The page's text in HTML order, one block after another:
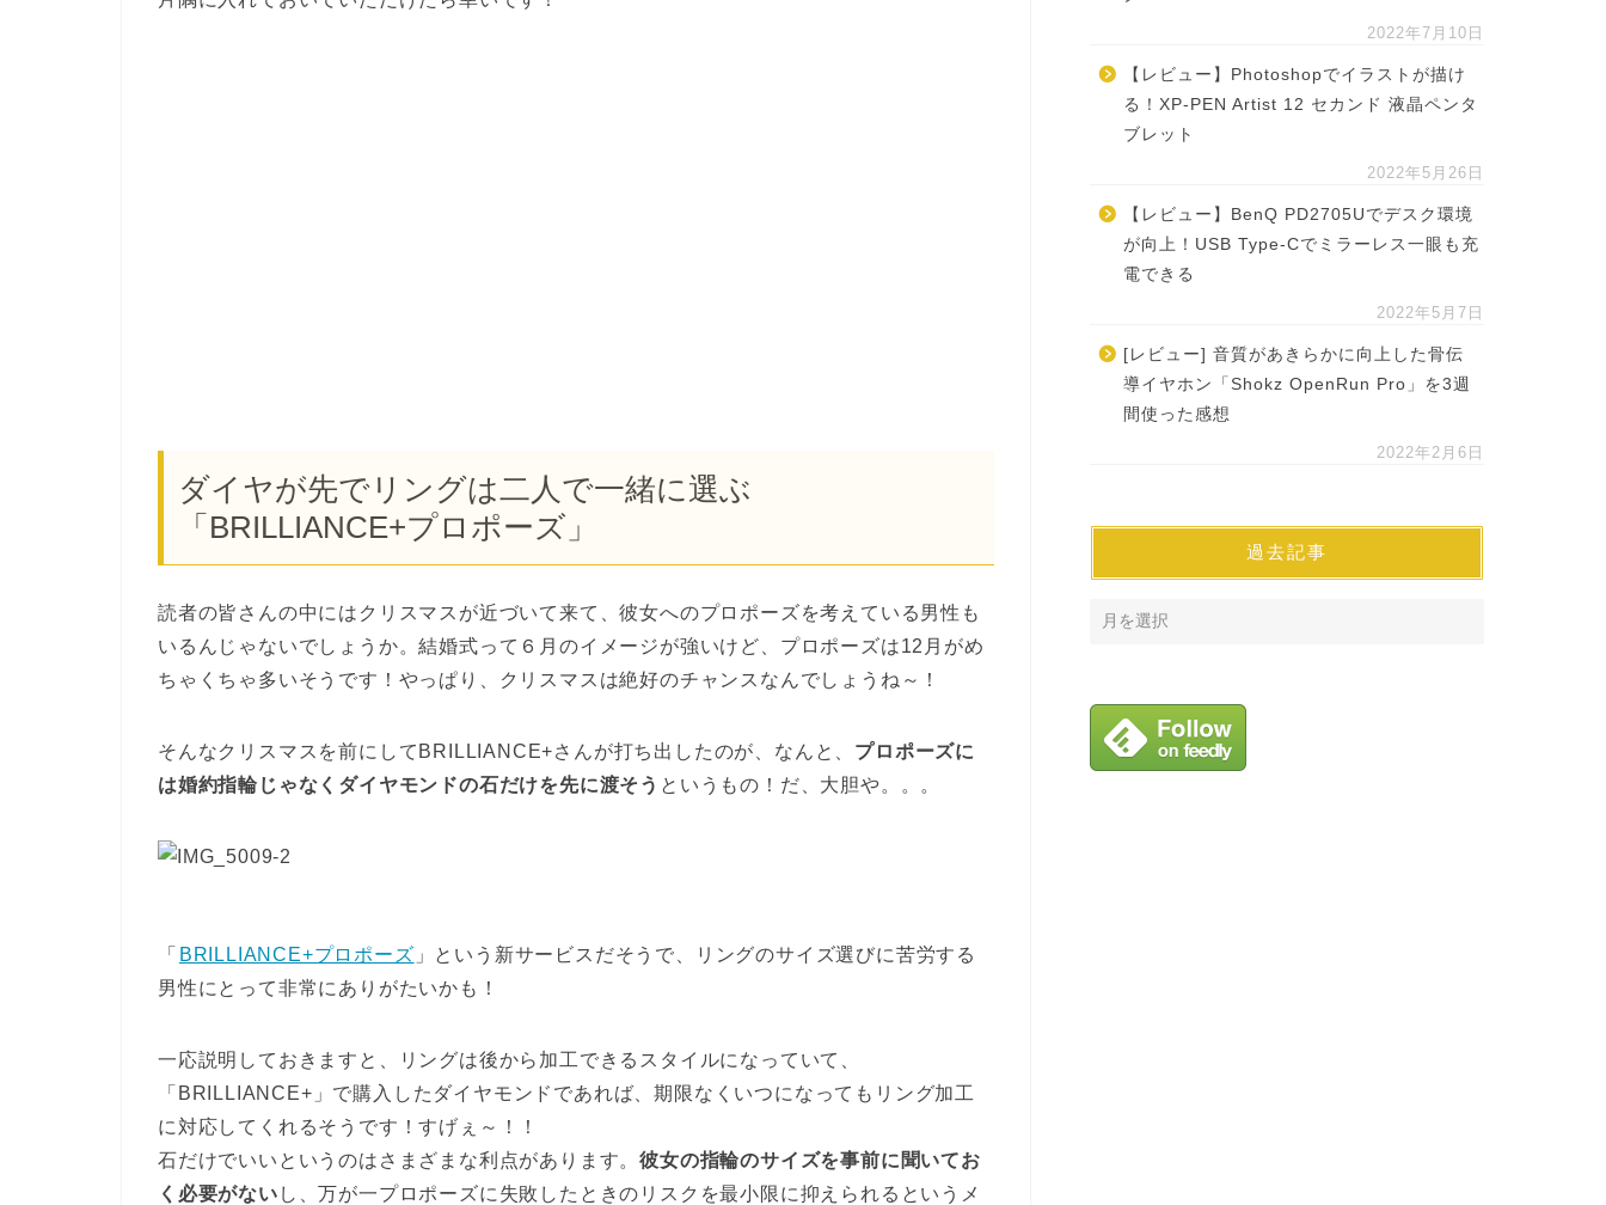
ダイヤが先でリングは二人で一緒に選ぶ
「BRILLIANCE+プロポーズ」
読者の皆さんの中にはクリスマスが近づいて来て、彼女へのプロポーズを考えている男性も
いるんじゃないでしょうか。結婚式って６月のイメージが強いけど、プロポーズは12月がめ
ちゃくちゃ多いそうです！やっぱり、クリスマスは絶好のチャンスなんでしょうね～！
そんなクリスマスを前にしてBRILLIANCE+さんが打ち出したのが、なんと、 プロポーズに
は婚約指輪じゃなくダイヤモンドの石だけを先に渡そう というもの！だ、大胆や。。。
「 BRILLIANCE+プロポーズ 」という新サービスだそうで、リングのサイズ選びに苦労する
男性にとって非常にありがたいかも！
一応説明しておきますと、リングは後から加工できるスタイルになっていて、
「BRILLIANCE+」で購入したダイヤモンドであれば、期限なくいつになってもリング加工
に対応してくれるそうです！すげぇ～！！
石だけでいいというのはさまざまな利点があります。彼女の指輪のサイズを事前に聞いてお
く必要がない し、万が一プロポーズに失敗したときのリスクを最小限に抑えられるというメ
2022年7月10日
【レビュー】Photoshopでイラストが描け
る！XP-PEN Artist 12 セカンド 液晶ペンタ
ブレット
2022年5月26日
【レビュー】BenQ PD2705Uでデスク環境
が向上！USB Type-Cでミラーレス一眼も充
電できる
2022年5月7日
[レビュー] 音質があきらかに向上した骨伝
導イヤホン「Shokz OpenRun Pro」を3週
間使った感想
2022年2月6日
過去記事